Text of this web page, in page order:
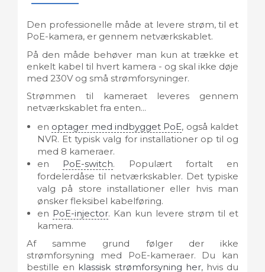
Den professionelle måde at levere strøm, til et
PoE-kamera, er gennem netværkskablet.
På den måde behøver man kun at trække et
enkelt kabel til hvert kamera - og skal ikke døje
med 230V og små strømforsyninger.
Strømmen til kameraet leveres gennem
netværkskablet fra enten...
en optager med indbygget PoE, også kaldet
NVR. Et typisk valg for installationer op til og
med 8 kameraer.
en PoE-switch. Populært fortalt en
fordelerdåse til netværkskabler. Det typiske
valg på store installationer eller hvis man
ønsker fleksibel kabelføring.
en PoE-injector. Kan kun levere strøm til et
kamera.
Af samme grund følger der ikke
strømforsyning med PoE-kameraer. Du kan
bestille en klassisk strømforsyning her, hvis du